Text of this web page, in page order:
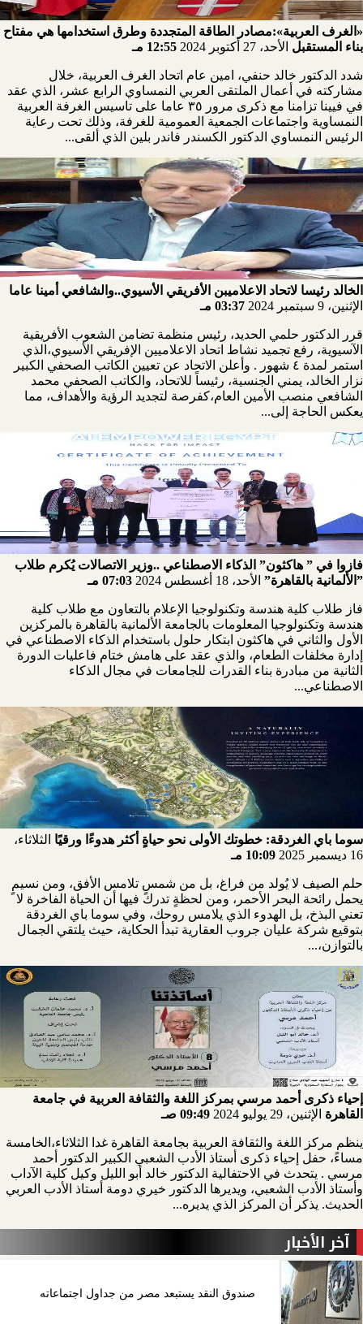
«الغرف العربية»:مصادر الطاقة المتجددة وطرق استخدامها هي مفتاح
بناء المستقبل الأحد، 27 أكتوبر 2024 12:55 مـ
شدد الدكتور خالد حنفي، امين عام اتحاد الغرف العربية، خلال
مشاركته في أعمال الملتقى العربي النمساوي الرابع عشر، الذي عقد
في فيينا تزامنا مع ذكرى مرور ٣٥ عاما على تاسيس الغرفة العربية
النمساوية واجتماعات الجمعية العمومية للغرفة، وذلك تحت رعاية
الرئيس النمساوي الدكتور الكسندر فاندر بلين الذي ألقى...
الخالد رئيسا لاتحاد الاعلاميبن الأفريقي الأسيوي..والشافعي أمينا عاما
الإثنين، 9 سبتمبر 2024
03:37 مـ
قرر الدكتور حلمي الحديد، رئيس منظمة تضامن الشعوب الأفريقية
الآسيوية، رفع تجميد نشاط اتحاد الاعلاميين الإفريقي الأسيوي،الذي
استمر لمدة ٤ شهور . وأعلن الاتحاد عن تعيين الكاتب الصحفي الكبير
نزار الخالد، يمني الجنسية، رئيساً للاتحاد، والكاتب الصحفي محمد
الشافعي منصب الأمين العام،كفرصة لتجديد الرؤية والأهداف، مما
يعكس الحاجة إلى...
فازوا في ” هاكثون” الذكاء الاصطناعي ..وزير الاتصالات يُكرم طلاب
”الألمانية بالقاهرة” الأحد، 18 أغسطس 2024 07:03 مـ
فاز طلاب كلية هندسة وتكنولوجيا الإعلام بالتعاون مع طلاب كلية
هندسة وتكنولوجيا المعلومات بالجامعة الألمانية بالقاهرة بالمركزين
الأول والثاني في هاكثون ابتكار حلول باستخدام الذكاء الاصطناعي في
إدارة مخلفات الطعام، والذي عقد على هامش ختام فاعليات الدورة
الثانية من مبادرة بناء القدرات للجامعات في مجال الذكاء
الاصطناعي...
سوما باي الغردقة: خطوتك الأولى نحو حياةٍ أكثر هدوءًا ورقيًا الثلاثاء،
16 ديسمبر 2025
10:09 مـ
حلم الصيف لا يُولد من فراغ، بل من شمسٍ تلامس الأفق، ومن نسيمٍ
يحمل رائحة البحر الأحمر، ومن لحظةٍ تدرك فيها أن الحياة الفاخرة لا
تعني البذخ، بل الهدوء الذي يلامس روحك، وفي سوما باي الغردقة
بتوقيع شركة عليان جروب العقارية تبدأ الحكاية، حيث يلتقي الجمال
بالتوازن،...
إحياء ذكرى أحمد مرسي بمركز اللغة والثقافة العربية في جامعة
القاهرة الإثنين، 29 يوليو 2024 09:49 صـ
ينظم مركز اللغة والثقافة العربية بجامعة القاهرة غدا الثلاثاء،الخامسة
مساءً، حفل إحياء ذكرى أستاذ الأدب الشعبي الكبير الدكتور أحمد
مرسي . يتحدث في الاحتفالية الدكتور خالد أبو الليل وكيل كلية الآداب
وأستاذ الأدب الشعبي، ويديرها الدكتور خيري دومة أستاذ الأدب العربي
الحديث. يذكر أن المركز الذي يديره...
آخر الأخبار
صندوق النقد يستبعد مصر من جداول اجتماعاته